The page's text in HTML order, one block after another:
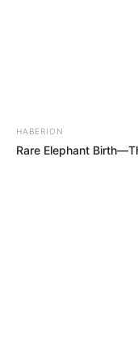
HABERION
Rare Elephant